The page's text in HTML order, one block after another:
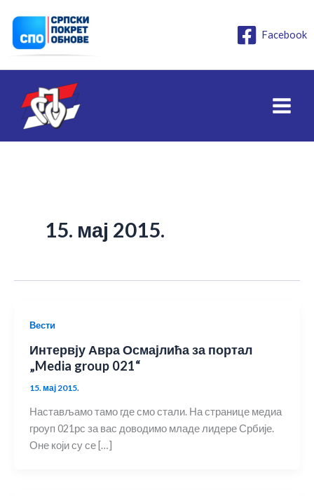
садржај
Facebook
15. мај 2015.
Вести
Интервју Авра Осмајлића за портал
„Media group 021“
15. мај 2015.
Настављамо тамо где смо стали. На странице медиа
гроуп 021рс за вас доводимо младе лидере Србије.
Оне који су се […]